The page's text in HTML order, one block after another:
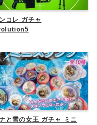
コレ ガチャ
と雪の女王 ガチャ ミニ